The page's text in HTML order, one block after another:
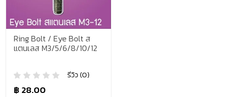
Ring Bolt / Eye Bolt ส
แตนเลส M3/5/6/8/10/12
รีวิว (0)
฿ 28.00